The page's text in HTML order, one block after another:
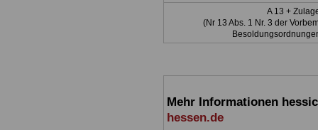
A 13 +
(Nr 13 Abs. 1 Nr. 3 der
Mehr Informationen
hessen.de